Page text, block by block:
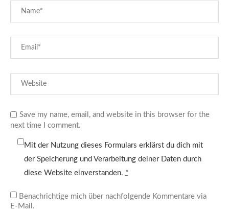
Save my name, email, and website in this browser for the
next time I comment.
Mit der Nutzung dieses Formulars erklärst du dich mit
der Speicherung und Verarbeitung deiner Daten durch
diese Website einverstanden. *
Benachrichtige mich über nachfolgende Kommentare via
E-Mail.